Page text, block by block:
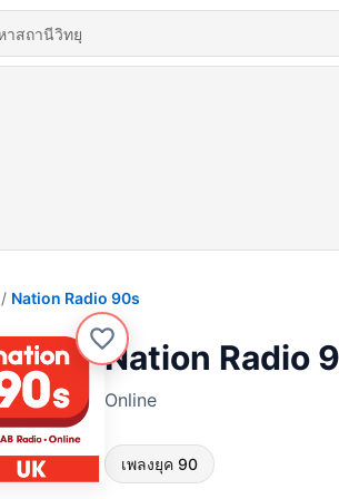
Nation Radio 90s
Nation Radio
Online
เพลงยุค 90